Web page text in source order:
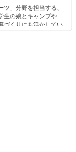
ツ」分野を担当する、
生の娘とキャンプやサ
づくりにも活かしてい
やすく届けることをモ